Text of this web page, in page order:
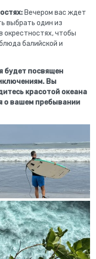
Вечером вас ждет
выбрать один из
окрестностях, чтобы
балийской и
будет посвящен
Вы
красотой океана
о вашем пребывании